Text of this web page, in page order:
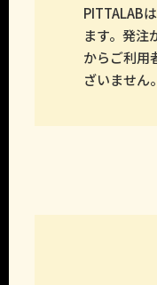
PITTALAB
ます。発注
からご利用
ざいません。